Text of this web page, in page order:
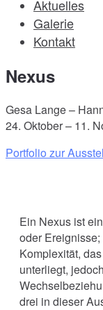
Aktuelles
Galerie
Kontakt
Nexus
Gesa Lange –
24. Oktober – 11.
Portfolio zur
Ein Nexus ist
oder
Komplexität,
unterliegt,
drei in dieser